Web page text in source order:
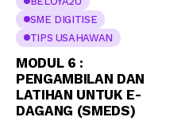
SME DIGITISE
TIPS USAHAWAN
MODUL 6 :
PENGAMBILAN DAN
LATIHAN UNTUK E-
DAGANG (SMEDS)